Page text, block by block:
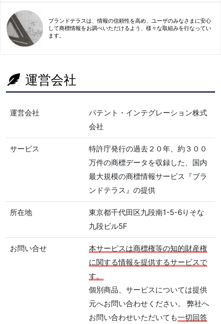
ブランドテラスは、情報の信頼性を高め、ユーザのみなさまに安心
して商標情報をお調べいただけるよう、様々な取組みを行なってい
ます。
運営会社
運営会社
パテント・インテグレーション株式
会社
サービス
特許庁発行の過去２０年、約３００
万件の商標データを収録した、国内
最大規模の商標情報サービス『ブラ
ンドテラス』の提供
所在地
東京都千代田区九段南1-5-6りそな
九段ビル5F
お問い合せ
本サービスは商標権等の知的財産権
に関する情報を提供するサービスで
す。
個別商品、サービスについては提供
元へお問い合わせください。 弊社へ
お問い合わせいただいても一切回答